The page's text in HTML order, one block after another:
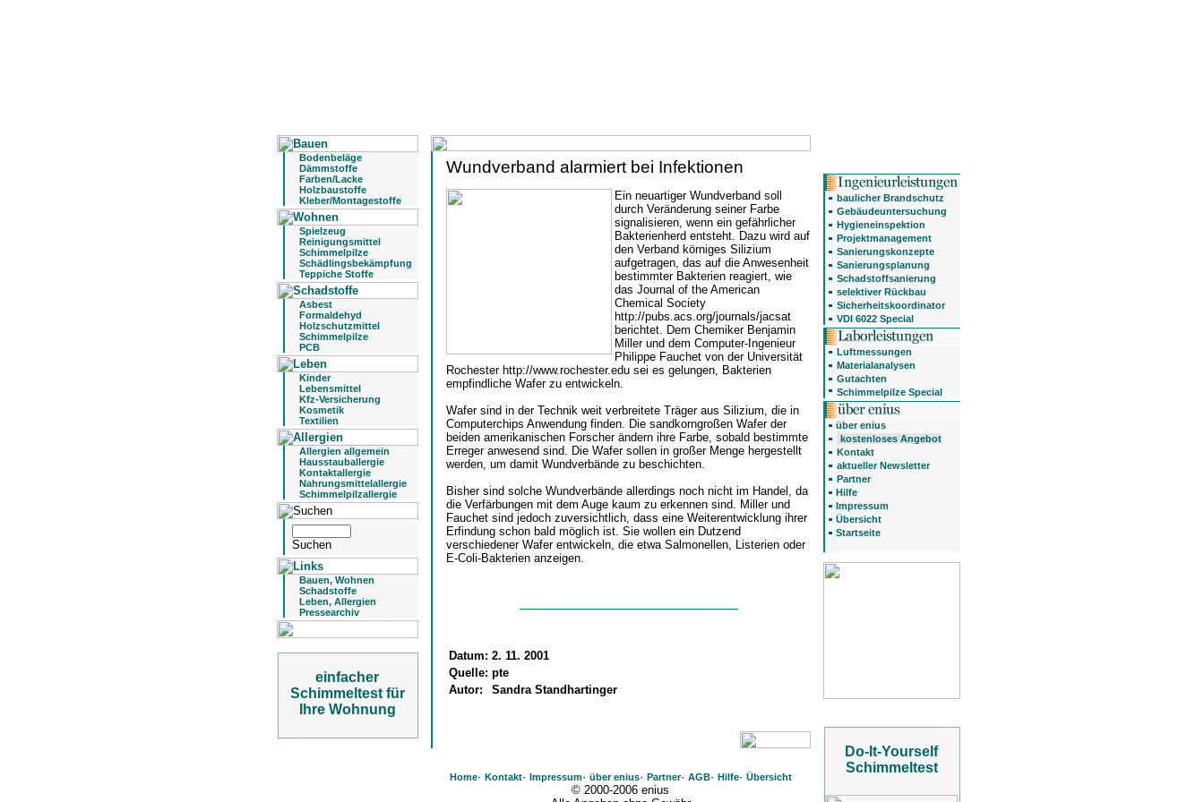
Bodenbeläge
Dämmstoffe
Farben/Lacke
Holzbaustoffe
Kleber/Montagestoffe
Spielzeug
Reinigungsmittel
Schimmelpilze
Schädlingsbekämpfung
Teppiche Stoffe
Asbest
Formaldehyd
Holzschutzmittel
Schimmelpilze
PCB
Kinder
Lebensmittel
Kfz-Versicherung
Kosmetik
Textilien
Allergien allgemein
Hausstauballergie
Kontaktallergie
Nahrungsmittelallergie
Schimmelpilzallergie
Bauen, Wohnen
Schadstoffe
Leben, Allergien
Pressearchiv
einfacher
Schimmeltest für
Ihre Wohnung
Wundverband alarmiert bei Infektionen
Ein neuartiger Wundverband soll
durch Veränderung seiner Farbe
signalisieren, wenn ein gefährlicher
Bakterienherd entsteht. Dazu wird auf
den Verband körniges Silizium
aufgetragen, das auf die Anwesenheit
bestimmter Bakterien reagiert, wie
das Journal of the American
Chemical Society
http://pubs.acs.org/journals/jacsat
berichtet. Dem Chemiker Benjamin
Miller und dem Computer-Ingenieur
Philippe Fauchet von der Universität
Rochester http://www.rochester.edu sei es gelungen, Bakterien
empfindliche Wafer zu entwickeln.
Wafer sind in der Technik weit verbreitete Träger aus Silizium, die in
Computerchips Anwendung finden. Die sandkorngroßen Wafer der
beiden amerikanischen Forscher ändern ihre Farbe, sobald bestimmte
Erreger anwesend sind. Die Wafer sollen in großer Menge hergestellt
werden, um damit Wundverbände zu beschichten.
Bisher sind solche Wundverbände allerdings noch nicht im Handel, da
die Verfärbungen mit dem Auge kaum zu erkennen sind. Miller und
Fauchet sind jedoch zuversichtlich, dass eine Weiterentwicklung ihrer
Erfindung schon bald möglich ist. Sie wollen ein Dutzend
verschiedener Wafer entwickeln, die etwa Salmonellen, Listerien oder
E-Coli-Bakterien anzeigen.
Datum: 2. 11. 2001
Quelle: pte
Autor:
Sandra Standhartinger
Home· Kontakt· Impressum· über enius· Partner· AGB· Hilfe· Übersicht
© 2000-2006 enius
baulicher Brandschutz
Gebäudeuntersuchung
Hygieneinspektion
Projektmanagement
Sanierungskonzepte
Sanierungsplanung
Schadstoffsanierung
selektiver Rückbau
Sicherheitskoordinator
VDI 6022 Special
Luftmessungen
Materialanalysen
Gutachten
Schimmelpilze Special
über enius
kostenloses Angebot
Kontakt
aktueller Newsletter
Partner
Hilfe
Impressum
Übersicht
Startseite
Do-It-Yourself
Schimmeltest